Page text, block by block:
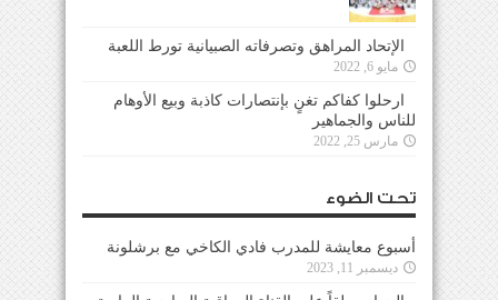
الإتحاد المراهق وتصرفاته الصبيانية تورط اللعبة
مايو 6, 2022
ارحلوا كفاكم تغنٍ بإنتصارات كاذبة وبيع الأوهام
للناس والجماهير
مارس 25, 2022
تحت الضوء
أسبوع معايشة للمدرب فادي الكاخي مع برشلونة
ديسمبر 11, 2023